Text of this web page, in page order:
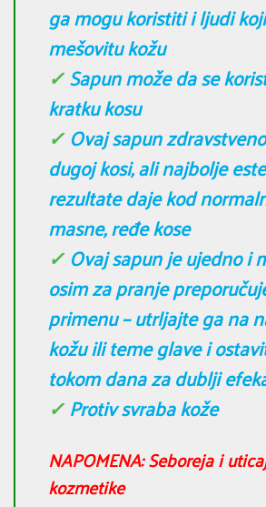
ga mogu koristiti i ljudi
mešovitu kožu
✓Sapun može da se
kratku kosu
✓Ovaj sapun
dugoj kosi, ali najbolje
rezultate daje kod
masne, ređe kose
✓Ovaj sapun je ujedno i
osim za pranje
primenu – utrljajte ga na
kožu ili teme glave i
tokom dana za dublji
✓Protiv svraba kože
NAPOMENA: Seboreja i
kozmetike